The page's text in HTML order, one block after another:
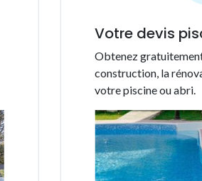
Votre devis
Obtenez
construction, la
votre piscine ou abri.